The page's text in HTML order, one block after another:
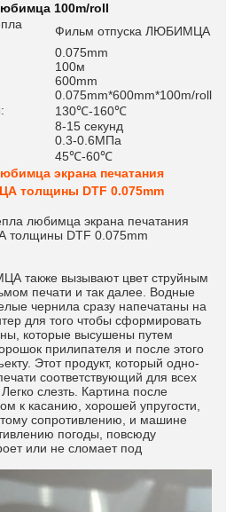
100m/roll
Фильм отпуска ЛЮБИМЦА
0.075mm
100м
600mm
0.075mm*600mm*100m/roll
130℃-160℃
8-15 секунд
0.3-0.6МПа
45℃-60℃
экрана печатания
толщины DTF 0.075mm
любимца экрана печатания
DTF 0.075mm
также вызывают цвет струйным
печати и так далее. Водные
чернила сразу напечатаны на
для того чтобы сформировать
которые высушены путем
прилипателя и после этого
Этот продукт, который одно-
соответствующий для всех
слезть. Картина после
к касанию, хорошей упругости,
сопротивлению, и машине
погоды, повсюду
или не сломает под